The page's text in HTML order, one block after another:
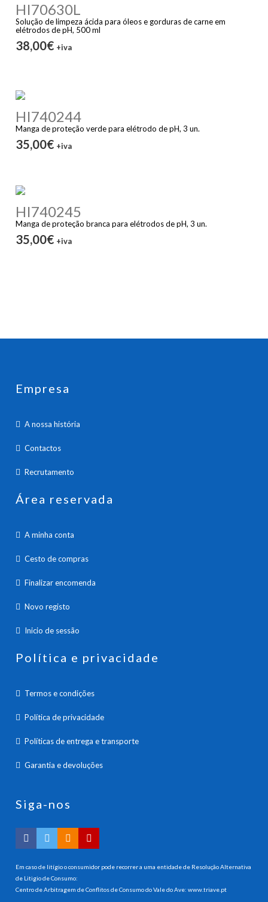
HI70630L
Solução de limpeza ácida para óleos e gorduras de carne em
elétrodos de pH, 500 ml
38,00€ +iva
HI740244
Manga de proteção verde para elétrodo de pH, 3 un.
35,00€ +iva
HI740245
Manga de proteção branca para elétrodos de pH, 3 un.
35,00€ +iva
Empresa
A nossa história
Contactos
Recrutamento
Área reservada
A minha conta
Cesto de compras
Finalizar encomenda
Novo registo
Inicio de sessão
Política e privacidade
Termos e condições
Política de privacidade
Políticas de entrega e transporte
Garantia e devoluções
Siga-nos
Em caso de litígio o consumidor pode recorrer a uma entidade de Resolução Alternativa
de Litigio de Consumo:
Centro de Arbitragem de Conflitos de Consumo do Vale do Ave:www.triave.pt